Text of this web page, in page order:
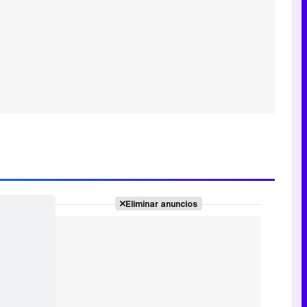
Eliminar anuncios